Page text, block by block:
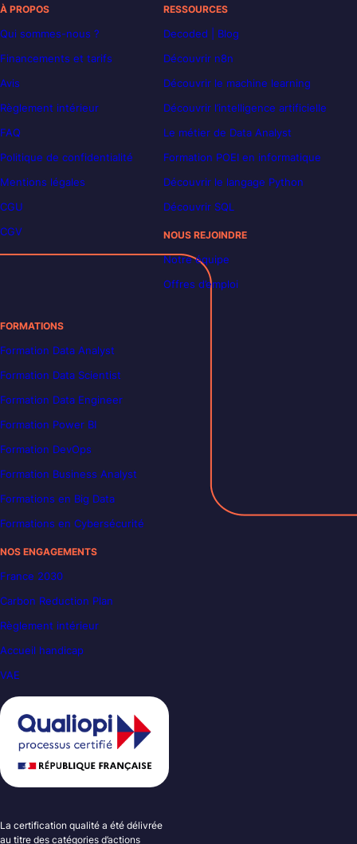
À PROPOS
Qui sommes-nous ?
Financements et tarifs
Avis
Règlement intérieur
FAQ
Politique de confidentialité
Mentions légales
CGU
CGV
RESSOURCES
Decoded | Blog
Découvrir n8n
Découvrir le machine learning
Découvrir l’intelligence artificielle
Le métier de Data Analyst
Formation POEI en informatique
Découvrir le langage Python
Découvrir SQL
NOUS REJOINDRE
Notre équipe
Offres d’emploi
FORMATIONS
Formation Data Analyst
Formation Data Scientist
Formation Data Engineer
Formation Power BI
Formation DevOps
Formation Business Analyst
Formations en Big Data
Formations en Cybersécurité
NOS ENGAGEMENTS
France 2030
Carbon Reduction Plan
Règlement intérieur
Accueil handicap
VAE
La certification qualité a été délivrée
au titre des catégories d’actions